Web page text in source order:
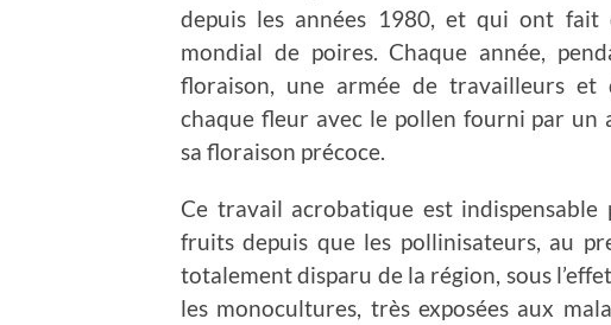
depuis les années 1980, et qui ont
mondial de poires. Chaque année,
floraison, une armée de travailleurs et
chaque fleur avec le pollen fourni par
sa floraison précoce.
Ce travail acrobatique est indispensable
fruits depuis que les pollinisateurs, au
totalement disparu de la région, sous
les monocultures, très exposées aux